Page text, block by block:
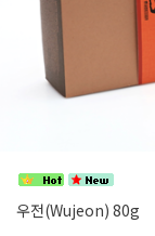
우전(Wujeon) 80g